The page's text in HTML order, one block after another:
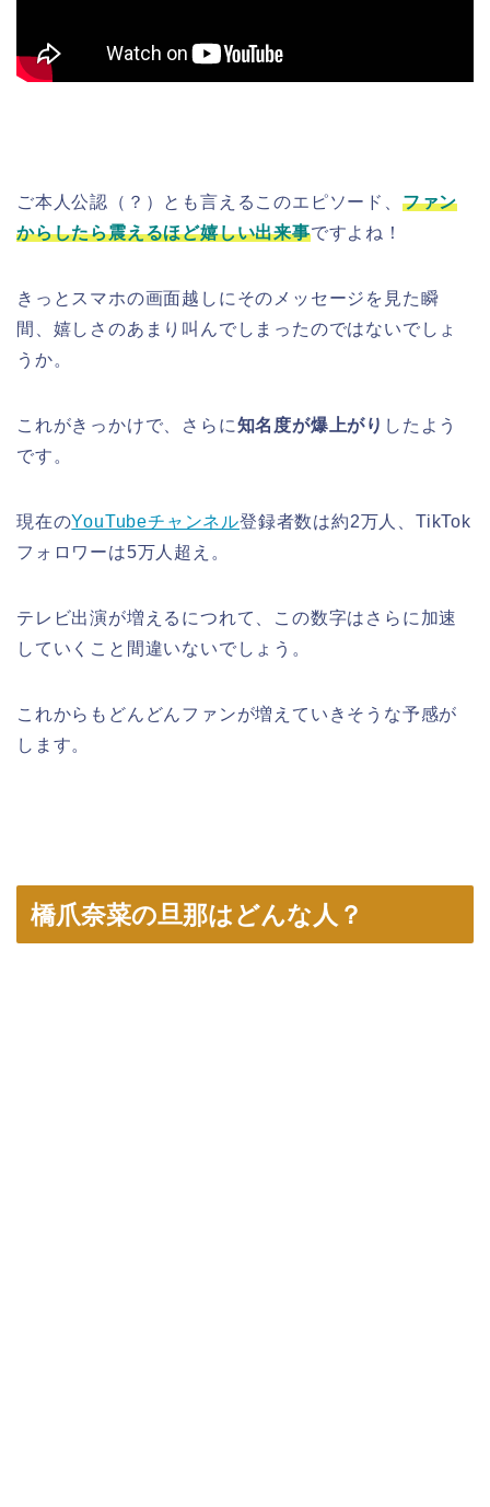
ご本人公認（？）とも言えるこのエピソード、 ファン
からしたら震えるほど嬉しい出来事ですよね！
きっとスマホの画面越しにそのメッセージを見た瞬
間、嬉しさのあまり叫んでしまったのではないでしょ
うか。
これがきっかけで、さらに知名度が爆上がり したよう
です。
現在のYouTubeチャンネル登録者数は約2万人、TikTok
フォロワーは5万人超え。
テレビ出演が増えるにつれて、この数字はさらに加速
していくこと間違いないでしょう。
これからもどんどんファンが増えていきそうな予感が
します。
橋爪奈菜の旦那はどんな人？